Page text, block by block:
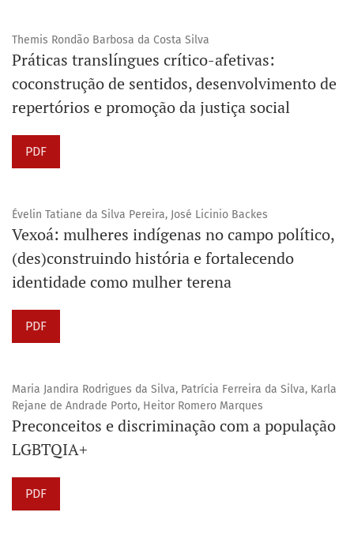
Themis Rondão Barbosa da Costa Silva
Práticas translíngues crítico-afetivas:
coconstrução de sentidos, desenvolvimento de
repertórios e promoção da justiça social
PDF
Évelin Tatiane da Silva Pereira, José Licinio Backes
Vexoá: mulheres indígenas no campo político,
(des)construindo história e fortalecendo
identidade como mulher terena
PDF
Maria Jandira Rodrigues da Silva, Patrícia Ferreira da Silva, Karla
Rejane de Andrade Porto, Heitor Romero Marques
Preconceitos e discriminação com a população
LGBTQIA+
PDF